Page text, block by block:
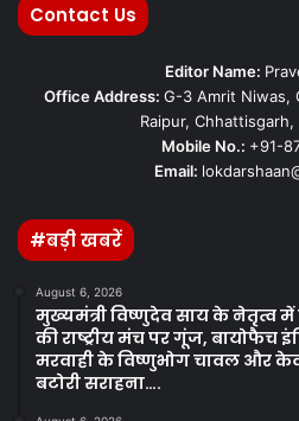
Contact Us
Editor Name:
Office Address: G-3 Amrit Niwas,
Raipur,
Mobile No.: +91-
Email:
#बड़ी खबरें
August 6, 2026
मुख्यमंत्री विष्णुदेव साय के नेतृत्व
की राष्ट्रीय मंच पर गूंज, बायोफैच
मरवाही के विष्णुभोग चावल और
बटोरी सराहना….